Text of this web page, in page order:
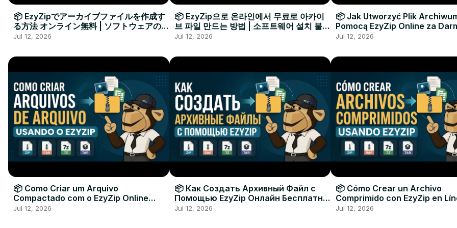
📦 EzyZipでアーカイブファイルを作成す
る方法 オンライン無料 | ソフトウェアのイ
ンストール不要
Jul 12, 2026
📦 EzyZip으로 온라인에서 무료로 아카이
브 파일 만드는 방법 | 소프트웨어 설치 불필
요
Jul 12, 2026
📦 Jak Utworzyć Plik
Pomocą EzyZip Online za
Instalacji Oprogramowania
Jul 12, 2026
📦 Como Criar um Arquivo
Compactado com o EzyZip Online
Grátis | Sem Instalar Software
Jul 12, 2026
📦 Как Создать Архивный Файл с
Помощью EzyZip Онлайн Бесплатно
| Без Установки Программ
Jul 12, 2026
📦 Cómo Crear un Archivo
Comprimido con EzyZip en
Gratis | Sin Necesidad de
Jul 12, 2026